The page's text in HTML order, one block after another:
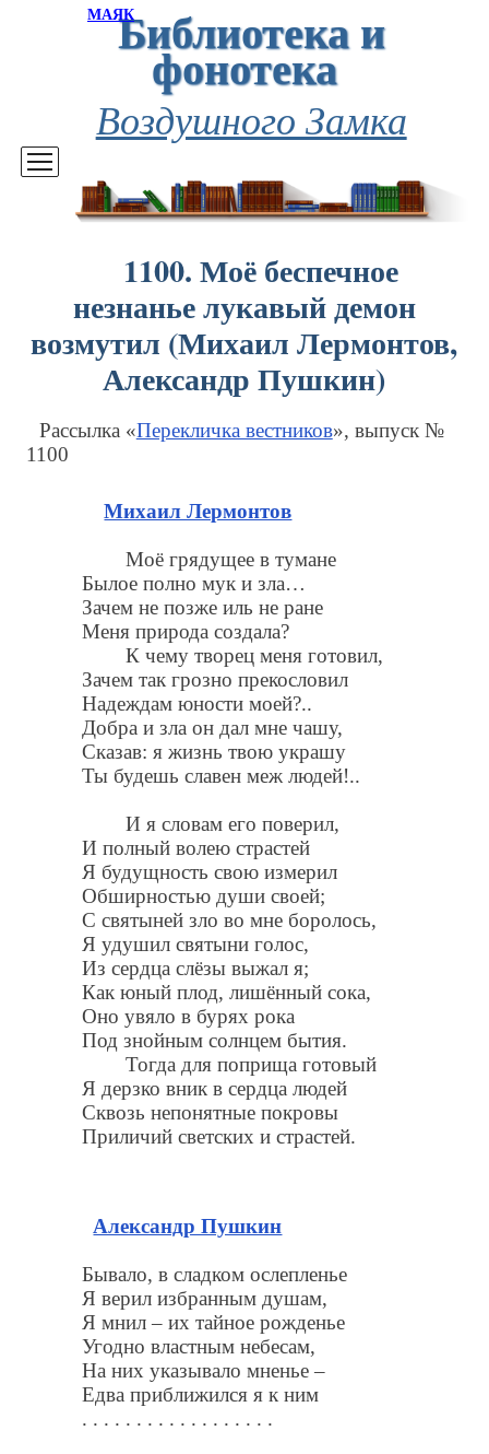
МАЯКБиблиотека и
фонотека
Воздушного Замка
1100. Моё беспечное
незнанье лукавый демон
возмутил (Михаил Лермонтов,
Александр Пушкин)
Рассылка «Перекличка вестников», выпуск №
1100
Михаил Лермонтов
Моё грядущее в тумане
Былое полно мук и зла…
Зачем не позже иль не ране
Меня природа создала?
К чему творец меня готовил,
Зачем так грозно прекословил
Надеждам юности моей?..
Добра и зла он дал мне чашу,
Сказав: я жизнь твою украшу
Ты будешь славен меж людей!..
И я словам его поверил,
И полный волею страстей
Я будущность свою измерил
Обширностью души своей;
С святыней зло во мне боролось,
Я удушил святыни голос,
Из сердца слёзы выжал я;
Как юный плод, лишённый сока,
Оно увяло в бурях рока
Под знойным солнцем бытия.
Тогда для поприща готовый
Я дерзко вник в сердца людей
Сквозь непонятные покровы
Приличий светских и страстей.
Александр Пушкин
Бывало, в сладком ослепленье
Я верил избранным душам,
Я мнил – их тайное рожденье
Угодно властным небесам,
На них указывало мненье –
Едва приближился я к ним
. . . . . . . . . . . . . . . . . .